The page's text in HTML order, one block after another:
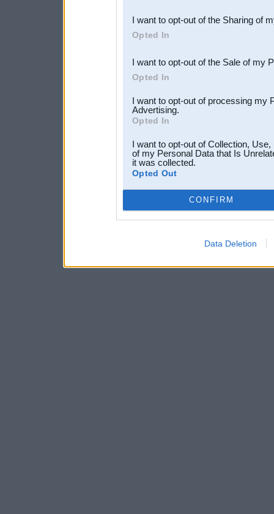
Downstream Participants
third parties.
I want to opt-out of the Sharing of
Opted In
I want to opt-out of the Sale of my
Opted In
I want to opt-out of processing my
Advertising.
Opted In
I want to opt-out of Collection,
of my Personal Data that Is
it was collected.
Opted Out
CONFIRM
Data Deletion